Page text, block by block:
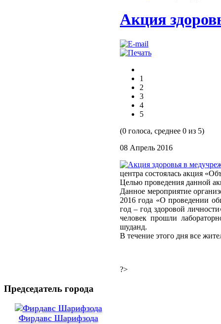
Акция
1
2
3
4
5
(0 голоса, среднее 0 из 5)
08 Апрель 2016
центра состоялась акция
Целью проведения данной
Данное мероприятие
2016 года «О проведении
год – год здоровой
человек прошли
шуданд.
В течение этого дня все
?>
Председатель города
Фирдавс Шарифзода